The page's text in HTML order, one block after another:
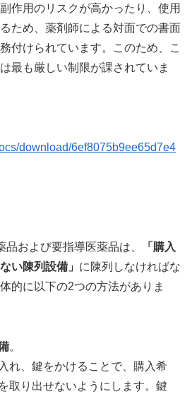
作用のリスクが高かったり、使用
ため、薬剤師による対面での書面
付けられています。このため、こ
最も厳しい制限が課されていま
download/6ef8075b9ee65d7e4
および要指導医薬品は、
「購入
い陳列設備」 に陳列しなければな
的に以下の2つの方法がありま
。
れ、鍵をかけることで、購入希
取り出せないようにします。鍵